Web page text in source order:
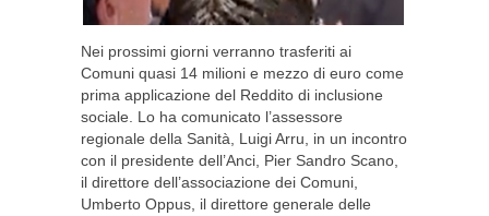
Nei prossimi giorni verranno trasferiti ai
Comuni quasi 14 milioni e mezzo di euro come
prima applicazione del Reddito di inclusione
sociale. Lo ha comunicato l’assessore
regionale della Sanità, Luigi Arru, in un incontro
con il presidente dell’Anci, Pier Sandro Scano,
il direttore dell’associazione dei Comuni,
Umberto Oppus, il direttore generale delle